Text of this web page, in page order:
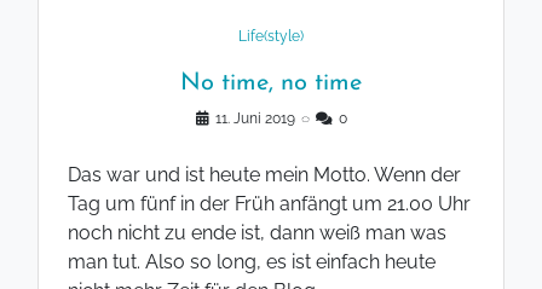
Life(style)
No time, no time
11. Juni 2019 ◌ 0
Das war und ist heute mein Motto. Wenn der
Tag um fünf in der Früh anfängt um 21.00 Uhr
noch nicht zu ende ist, dann weiß man was
man tut. Also so long, es ist einfach heute